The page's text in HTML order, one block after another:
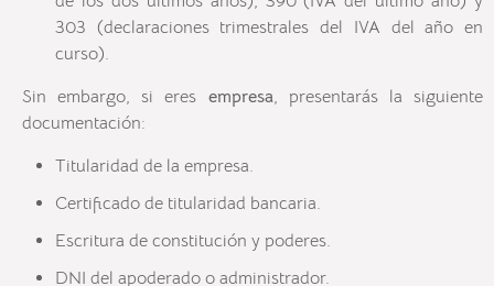
303 (declaraciones trimestrales del IVA del año en
curso).
Sin embargo, si eres empresa, presentarás la siguiente
documentación:
Titularidad de la empresa.
Certificado de titularidad bancaria.
Escritura de constitución y poderes.
DNI del apoderado o administrador.